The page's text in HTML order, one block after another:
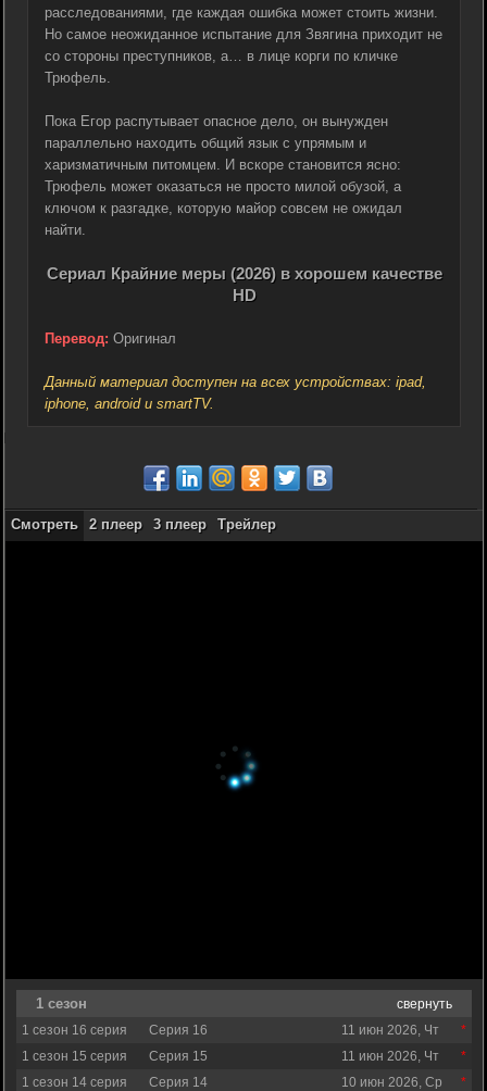
расследованиями, где каждая ошибка может стоить жизни.
Но самое неожиданное испытание для Звягина приходит не
со стороны преступников, а… в лице корги по кличке
Трюфель.
Пока Егор распутывает опасное дело, он вынужден
параллельно находить общий язык с упрямым и
харизматичным питомцем. И вскоре становится ясно:
Трюфель может оказаться не просто милой обузой, а
ключом к разгадке, которую майор совсем не ожидал
найти.
Сериал Крайние меры (2026) в хорошем качестве
HD
Перевод: Оригинал
Данный материал доступен на всех устройствах: ipad,
iphone, android и smartTV.
Смотреть 2 плеер 3 плеер Трейлер
1 сезон
свернуть
1 сезон 16 серия
Серия 16
11 июн 2026, Чт
1 сезон 15 серия
Серия 15
11 июн 2026, Чт
1 сезон 14 серия
Серия 14
10 июн 2026, Ср